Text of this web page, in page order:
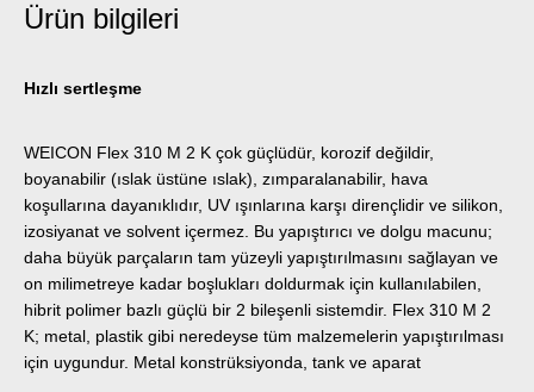
Ürün bilgileri
Hızlı sertleşme
WEICON Flex 310 M 2 K çok güçlüdür, korozif değildir,
boyanabilir (ıslak üstüne ıslak), zımparalanabilir, hava
koşullarına dayanıklıdır, UV ışınlarına karşı dirençlidir ve silikon,
izosiyanat ve solvent içermez. Bu yapıştırıcı ve dolgu macunu;
daha büyük parçaların tam yüzeyli yapıştırılmasını sağlayan ve
on milimetreye kadar boşlukları doldurmak için kullanılabilen,
hibrit polimer bazlı güçlü bir 2 bileşenli sistemdir. Flex 310 M 2
K; metal, plastik gibi neredeyse tüm malzemelerin yapıştırılması
için uygundur. Metal konstrüksiyonda, tank ve aparat